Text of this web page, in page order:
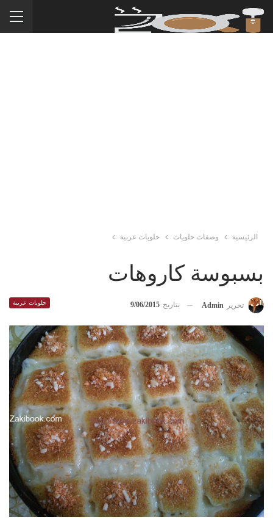
الرئيسية وصفات حلويات حلويات عربية
بسبوسة كاروهات
حلويات عربية تحرير Admin بتاريخ 9/06/2015